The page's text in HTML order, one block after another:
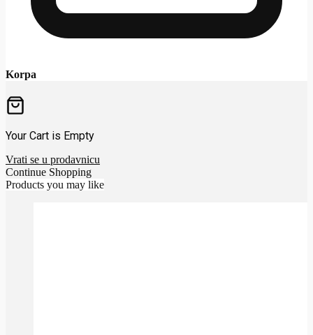
Korpa
Your Cart is Empty
Vrati se u prodavnicu
Continue Shopping
Products you may like